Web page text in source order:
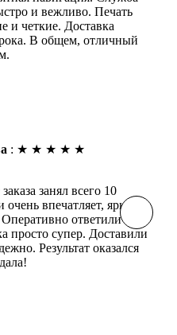
и вежливо. Печать
и четкие. Доставка
В общем, отличный
: ★ ★ ★ ★ ★
занял всего 10
впечатляет, яркие
ответили на
просто супер. Доставили
Результат оказался